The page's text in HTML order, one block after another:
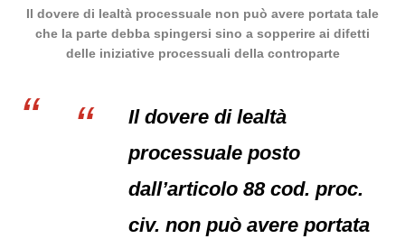
Il dovere di lealtà processuale non può avere portata tale
che la parte debba spingersi sino a sopperire ai difetti
delle iniziative processuali della controparte
Il dovere di lealtà
processuale posto
dall’articolo 88 cod. proc.
civ. non può avere portata